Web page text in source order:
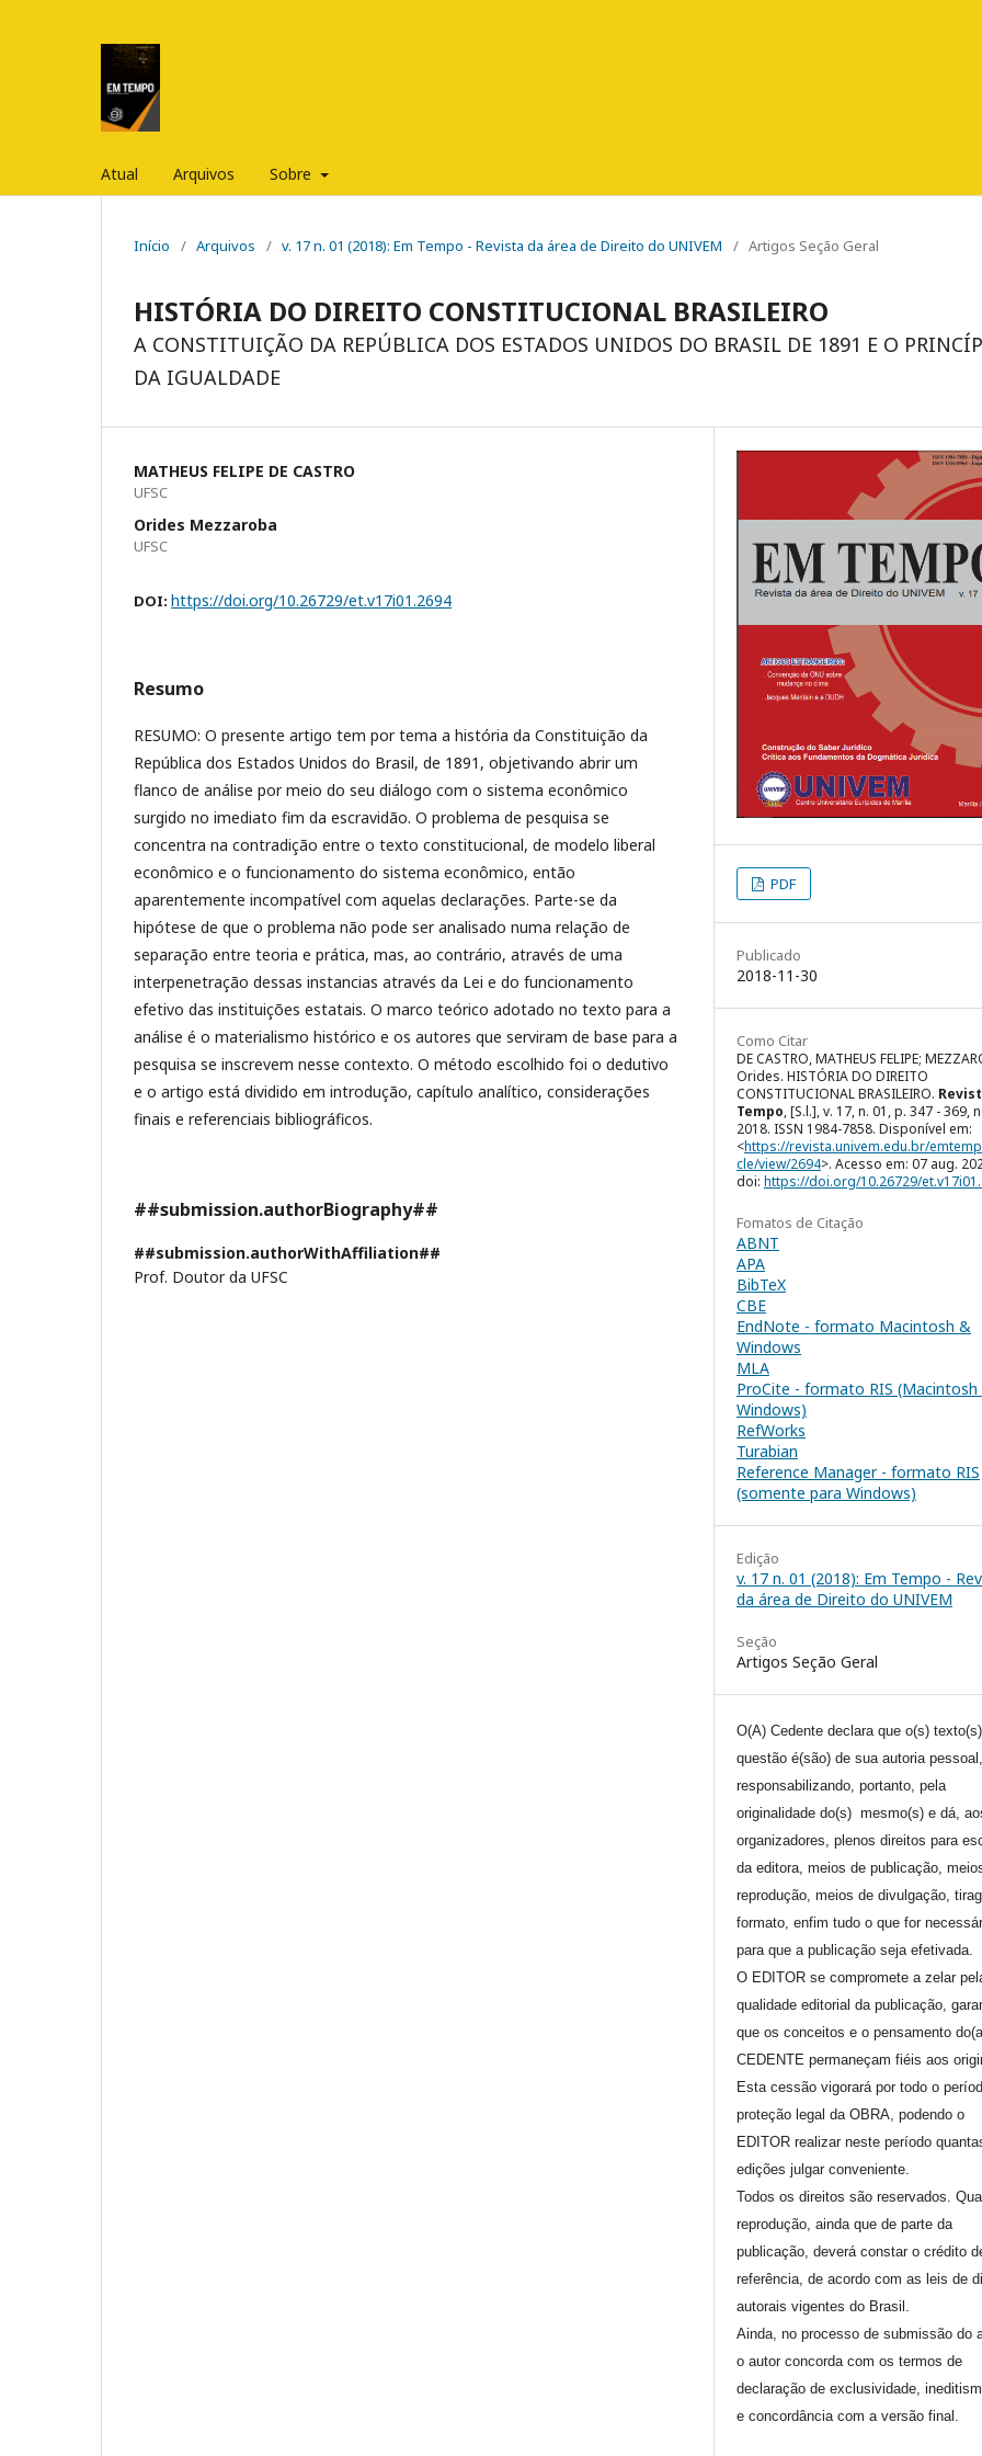
Atual Arquivos Sobre
Início / Arquivos / v. 17 n. 01 (2018): Em Tempo - Revista da área de Direito do UNIVEM / Artigos Seção Geral
HISTÓRIA DO DIREITO CONSTITUCIONAL BRASILEIRO
A CONSTITUIÇÃO DA REPÚBLICA DOS ESTADOS UNIDOS DO BRASIL DE 1891 E O
DA IGUALDADE
MATHEUS FELIPE DE CASTRO
UFSC
Orides Mezzaroba
UFSC
DOI: https://doi.org/10.26729/et.v17i01.2694
Resumo
RESUMO: O presente artigo tem por tema a história da Constituição da
República dos Estados Unidos do Brasil, de 1891, objetivando abrir um
flanco de análise por meio do seu diálogo com o sistema econômico
surgido no imediato fim da escravidão. O problema de pesquisa se
concentra na contradição entre o texto constitucional, de modelo liberal
econômico e o funcionamento do sistema econômico, então
aparentemente incompatível com aquelas declarações. Parte-se da
hipótese de que o problema não pode ser analisado numa relação de
separação entre teoria e prática, mas, ao contrário, através de uma
interpenetração dessas instancias através da Lei e do funcionamento
efetivo das instituições estatais. O marco teórico adotado no texto para a
análise é o materialismo histórico e os autores que serviram de base para a
pesquisa se inscrevem nesse contexto. O método escolhido foi o dedutivo
e o artigo está dividido em introdução, capítulo analítico, considerações
finais e referenciais bibliográficos.
##submission.authorBiography##
##submission.authorWithAffiliation##
Prof. Doutor da UFSC
PDF
Publicado
2018-11-30
Como Citar
DE CASTRO, MATHEUS FELIPE;
Orides. HISTÓRIA DO DIREITO
CONSTITUCIONAL BRASILEIRO.
Tempo, [S.l.], v. 17, n. 01, p. 347 - 369,
2018. ISSN 1984-7858. Disponível em:
<https://revista.univem.edu.br/
cle/view/2694>. Acesso em: 07 aug.
doi: https://doi.org/10.26729/
Fomatos de Citação
ABNT
APA
BibTeX
CBE
EndNote - formato Macintosh &
Windows
MLA
ProCite - formato RIS
Windows)
RefWorks
Turabian
Reference Manager - formato RIS
(somente para Windows)
Edição
v. 17 n. 01 (2018): Em Tempo -
da área de Direito do UNIVEM
Seção
Artigos Seção Geral
O(A) Cedente declara que o(s)
questão é(são) de sua autoria
responsabilizando, portanto, pela
originalidade do(s) mesmo(s) e dá,
organizadores, plenos direitos para
da editora, meios de publicação,
reprodução, meios de divulgação,
formato, enfim tudo o que for
para que a publicação seja efetivada.
O EDITOR se compromete a zelar
qualidade editorial da publicação,
que os conceitos e o pensamento
CEDENTE permaneçam fiéis aos
Esta cessão vigorará por todo o
proteção legal da OBRA, podendo o
EDITOR realizar neste período
edições julgar conveniente.
Todos os direitos são reservados.
reprodução, ainda que de parte da
publicação, deverá constar o crédito
referência, de acordo com as leis de
autorais vigentes do Brasil.
Ainda, no processo de submissão do
o autor concorda com os termos de
declaração de exclusividade,
e concordância com a versão final.